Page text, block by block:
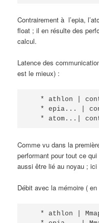
Contrairement à l’epia,
float ; il en résulte des
calcul.
Latence des
est le mieux) :
* athlon |
* epia... |
* atom...|
Comme vu dans la
performant pour tout ce
aussi être lié au noyau ;
Débit avec la mémoire (
* athlon |